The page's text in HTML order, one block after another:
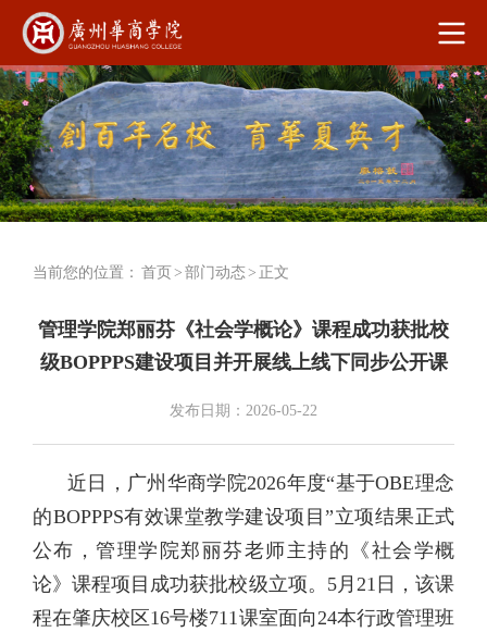
当前您的位置： 首页 > 部门动态> 正文
管理学院郑丽芬《社会学概论》课程成功获批校
级BOPPPS建设项目并开展线上线下同步公开课
发布日期：2026-05-22
近日，广州华商学院2026年度“基于OBE理念
的BOPPPS有效课堂教学建设项目”立项结果正式
公布，管理学院郑丽芬老师主持的《社会学概
论》课程项目成功获批校级立项。5月21日，该课
程在肇庆校区16号楼711课室面向24本行政管理班